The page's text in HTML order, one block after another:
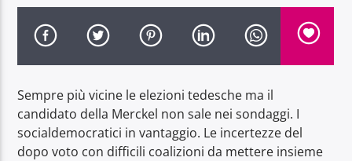
Radio Dolomiti
Sempre più vicine le elezioni tedesche ma il
candidato della Merckel non sale nei sondaggi. I
socialdemocratici in vantaggio. Le incertezze del
dopo voto con difficili coalizioni da mettere insieme